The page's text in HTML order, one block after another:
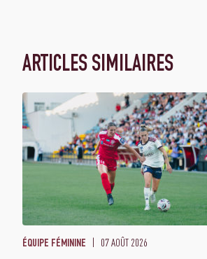
ARTICLES SIMILAIRES
ÉQUIPE FÉMININE 07 AOÛT 2026